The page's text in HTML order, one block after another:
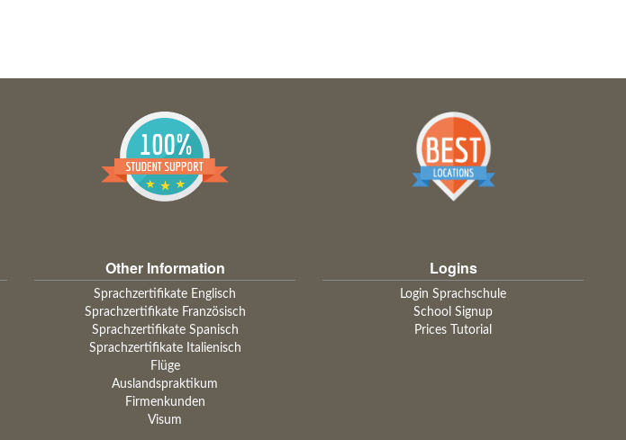
Other Information
Sprachzertifikate Englisch
Sprachzertifikate Französisch
Sprachzertifikate Spanisch
Sprachzertifikate Italienisch
Flüge
Auslandspraktikum
Firmenkunden
Visum
Logins
Login Sprachschule
School Signup
Prices Tutorial